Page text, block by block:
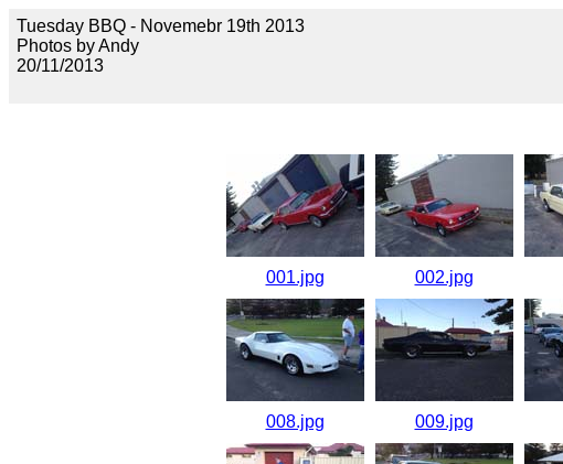
Tuesday BBQ - Novemebr 19th 2013
Photos by Andy
20/11/2013
001.jpg 002.jpg
008.jpg 009.jpg